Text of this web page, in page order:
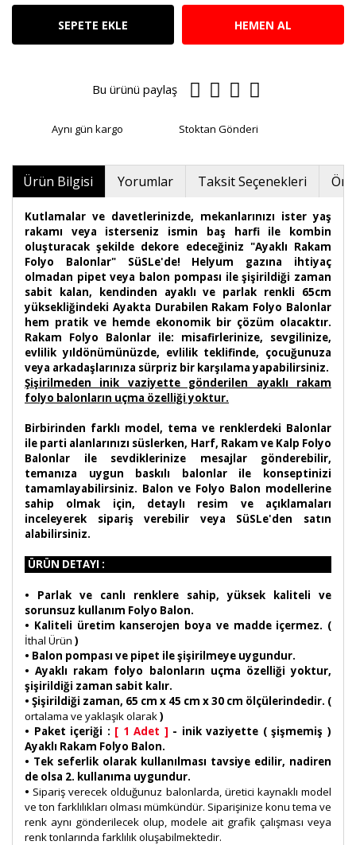
SEPETE EKLE HEMEN AL
Bu ürünü paylaş
Aynı gün kargo Stoktan Gönderi
Ürün Bilgisi Yorumlar Taksit Seçenekleri
Kutlamalar ve davetlerinizde, mekanlarınızı ister yaş
rakamı veya isterseniz ismin baş harfi ile kombin
oluşturacak şekilde dekore edeceğiniz "Ayaklı Rakam
Folyo Balonlar" SüSLe'de! Helyum gazına ihtiyaç
olmadan pipet veya balon pompası ile şişirildiği zaman
sabit kalan, kendinden ayaklı ve parlak renkli 65cm
yüksekliğindeki Ayakta Durabilen Rakam Folyo Balonlar
hem pratik ve hemde ekonomik bir çözüm olacaktır.
Rakam Folyo Balonlar ile: misafirlerinize, sevgilinize,
evlilik yıldönümünüzde, evlilik teklifinde, çocuğunuza
veya arkadaşlarınıza sürpriz bir karşılama yapabilirsiniz.
Şişirilmeden inik vaziyette gönderilen ayaklı rakam
folyo balonların uçma özelliği yoktur.
Birbirinden farklı model, tema ve renklerdeki Balonlar
ile parti alanlarınızı süslerken, Harf, Rakam ve Kalp Folyo
Balonlar ile sevdiklerinize mesajlar gönderebilir,
temanıza uygun baskılı balonlar ile konseptinizi
tamamlayabilirsiniz. Balon ve Folyo Balon modellerine
sahip olmak için, detaylı resim ve açıklamaları
inceleyerek sipariş verebilir veya SüSLe'den satın
alabilirsiniz.
ÜRÜN DETAYI :
• Parlak ve canlı renklere sahip, yüksek kaliteli ve
sorunsuz kullanım Folyo Balon.
• Kaliteli üretim kanserojen boya ve madde içermez. (
İthal Ürün )
• Balon pompası ve pipet ile şişirilmeye uygundur.
• Ayaklı rakam folyo balonların uçma özelliği yoktur,
şişirildiği zaman sabit kalır.
• Şişirildiği zaman, 65 cm x 45 cm x 30 cm ölçülerindedir. (
ortalama ve yaklaşık olarak)
• Paket içeriği : [ 1 Adet ] - inik vaziyette ( şişmemiş )
Ayaklı Rakam Folyo Balon.
• Tek seferlik olarak kullanılması tavsiye edilir, nadiren
de olsa 2. kullanıma uygundur.
• Sipariş verecek olduğunuz balonlarda, üretici kaynaklı model
ve ton farklılıkları olması mümkündür. Siparişinize konu tema ve
renk aynı gönderilecek olup, modele ait grafik çalışması veya
renk tonlarında farklılık oluşabilmektedir.